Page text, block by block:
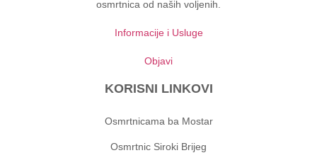
osmrtnica od naših voljenih.
Informacije i Usluge
Objavi
KORISNI LINKOVI
Osmrtnicama ba Mostar
Osmrtnic Siroki Brijeg